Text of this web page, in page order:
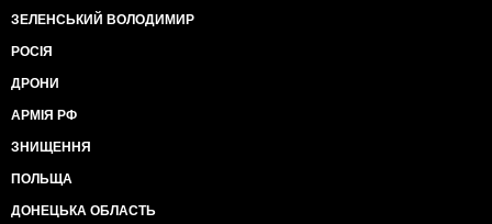
ЗЕЛЕНСЬКИЙ ВОЛОДИМИР
РОСІЯ
ДРОНИ
АРМІЯ РФ
ЗНИЩЕННЯ
ПОЛЬЩА
ДОНЕЦЬКА ОБЛАСТЬ